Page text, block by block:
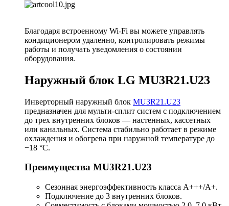
Благодаря встроенному Wi-Fi вы можете управлять
кондиционером удаленно, контролировать режимы
работы и получать уведомления о состоянии
оборудования.
Наружный блок LG MU3R21.U23
Инверторный наружный блок MU3R21.U23
предназначен для мульти-сплит систем с подключением
до трех внутренних блоков — настенных, кассетных
или канальных. Система стабильно работает в режиме
охлаждения и обогрева при наружной температуре до
−18 °C.
Преимущества MU3R21.U23
Сезонная энергоэффективность класса A+++/A+.
Подключение до 3 внутренних блоков.